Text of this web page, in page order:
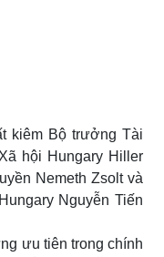
kiêm Bộ trưởng Tài
hội Hungary Hiller
Nemeth Zsolt và
Nguyễn Tiến
ưu tiên trong chính